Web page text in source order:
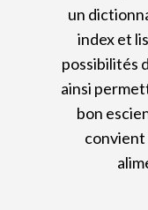
un
index et
possibilités
ainsi
bon